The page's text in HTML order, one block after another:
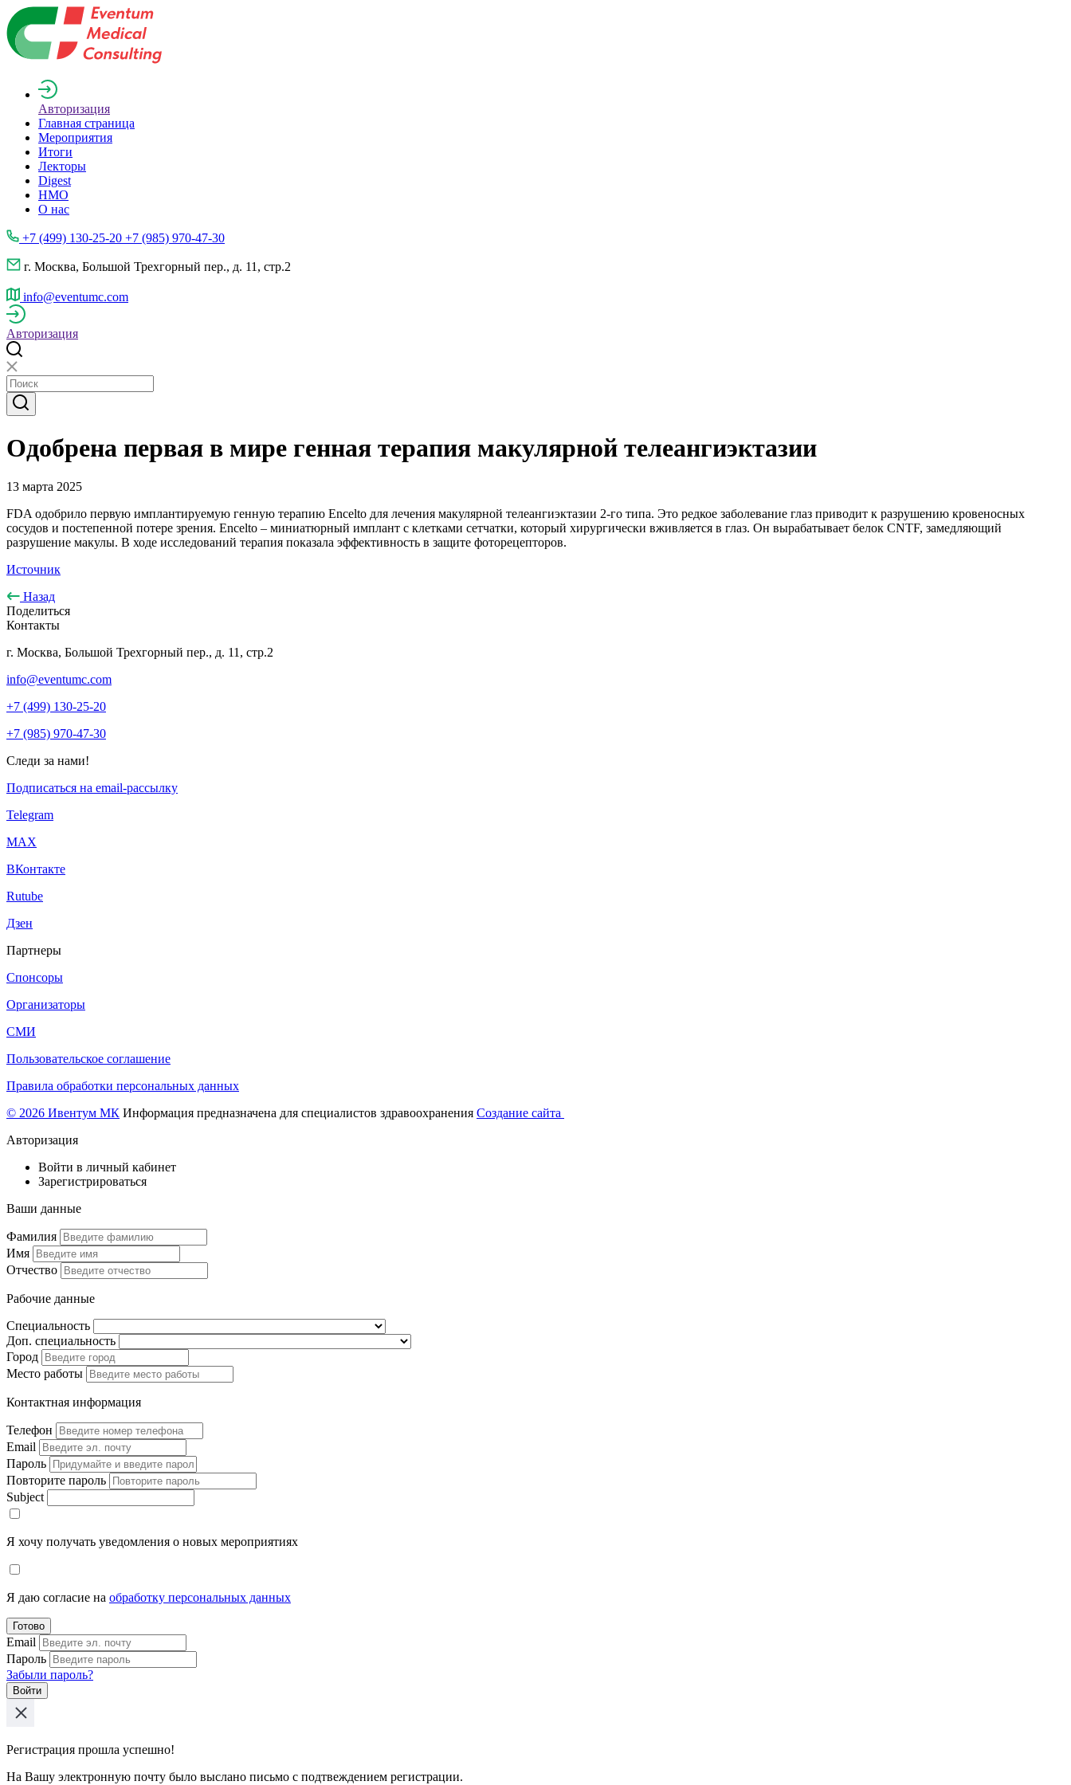
Авторизация
Главная страница
Мероприятия
Итоги
Лекторы
Digest
НМО
О нас
+7 (499) 130-25-20 +7 (985) 970-47-30
г. Москва, Большой Трехгорный пер., д. 11, стр.2
info@eventumc.com
Авторизация
Одобрена первая в мире генная терапия макулярной телеангиэктазии
13 марта 2025
FDA одобрило первую имплантируемую генную терапию Encelto для лечения макулярной телеангиэктазии 2-го типа. Это редкое заболевание глаз приводит к разрушению кровеносных
сосудов и постепенной потере зрения. Encelto – миниатюрный имплант с клетками сетчатки, который хирургически вживляется в глаз. Он вырабатывает белок CNTF, замедляющий
разрушение макулы. В ходе исследований терапия показала эффективность в защите фоторецепторов.
Источник
Назад
Поделиться
Контакты
г. Москва, Большой Трехгорный пер., д. 11, стр.2
info@eventumc.com
+7 (499) 130-25-20
+7 (985) 970-47-30
Следи за нами!
Подписаться на email-рассылку
Telegram
МАХ
ВКонтакте
Rutube
Дзен
Партнеры
Спонсоры
Организаторы
СМИ
Пользовательское соглашение
Правила обработки персональных данных
© 2026 Ивентум МК Информация предназначена для специалистов здравоохранения Создание сайта
Авторизация
Войти в личный кабинет
Зарегистрироваться
Ваши данные
Фамилия
Имя
Отчество
Рабочие данные
Специальность
Доп. специальность
Город
Место работы
Контактная информация
Телефон
Email
Пароль
Повторите пароль
Subject
Я хочу получать уведомления о новых мероприятиях
Я даю согласие на обработку персональных данных
Готово
Email
Пароль
Забыли пароль?
Войти
Регистрация прошла успешно!
На Вашу электронную почту было выслано письмо с подтвеждением регистрации.